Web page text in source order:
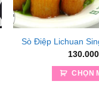
Sò Điệp Lichuan
CHỌN